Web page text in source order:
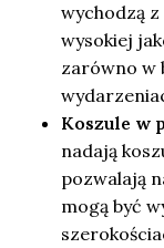
wychodzą
wysokiej
zarówno w
Koszule w
nadają
pozwalają
mogą być